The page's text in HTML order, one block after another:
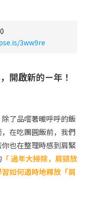
3ww9re
開啟新的ㄧ年！
了品嚐著暖呼呼的飯
在吃團圓飯前，我們
也在整理時感到肩緊
「 過年大掃除，肩頸放
如何適時地釋放「肩